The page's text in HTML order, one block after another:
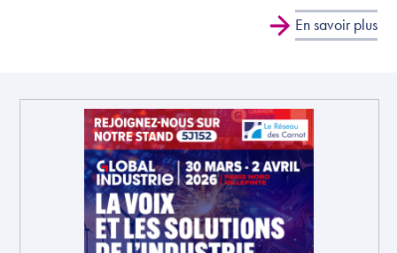
En savoir plus